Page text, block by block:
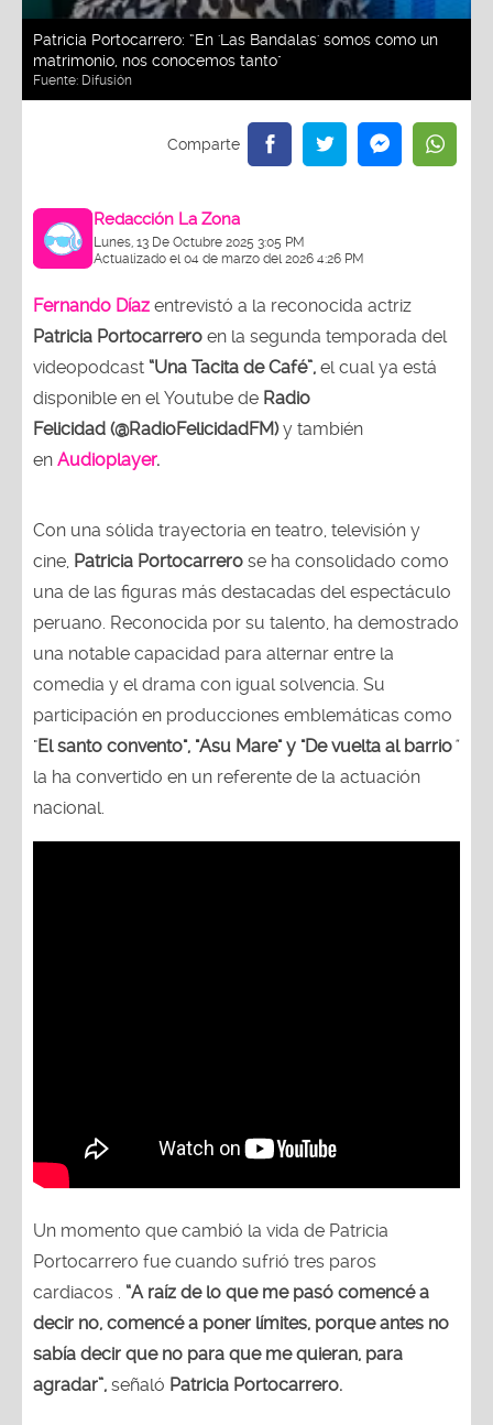
Patricia Portocarrero: “En 'Las Bandalas' somos como un
matrimonio, nos conocemos tanto"
Fuente: Difusión
Redacción La Zona
Lunes, 13 De Octubre 2025 3:05 PM
Actualizado el 04 de marzo del 2026 4:26 PM
Fernando Díaz entrevistó a la reconocida actriz
Patricia Portocarrero en la segunda temporada del
videopodcast “Una Tacita de Café”, el cual ya está
disponible en el Youtube de Radio
Felicidad (@RadioFelicidadFM)y también
en Audioplayer.
Con una sólida trayectoria en teatro, televisión y
cine, Patricia Portocarrero se ha consolidado como
una de las figuras más destacadas del espectáculo
peruano. Reconocida por su talento, ha demostrado
una notable capacidad para alternar entre la
comedia y el drama con igual solvencia. Su
participación en producciones emblemáticas como
"El santo convento", "Asu Mare" y "De vuelta al barrio"
la ha convertido en un referente de la actuación
nacional.
Un momento que cambió la vida de Patricia
Portocarrero fue cuando sufrió tres paros
cardiacos . “A raíz de lo que me pasó comencé a
decir no, comencé a poner límites, porque antes no
sabía decir que no para que me quieran, para
agradar”, señaló Patricia Portocarrero.